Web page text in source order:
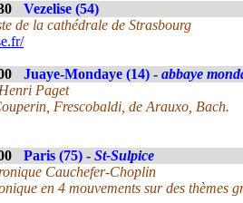
Vezelise (54)
de la cathédrale de Strasbourg
Juaye-Mondaye (14) - abbaye
Paget
Frescobaldi, de Arauxo, Bach.
Paris (75) - St-Sulpice
Cauchefer-Choplin
en 4 mouvements sur des thèmes